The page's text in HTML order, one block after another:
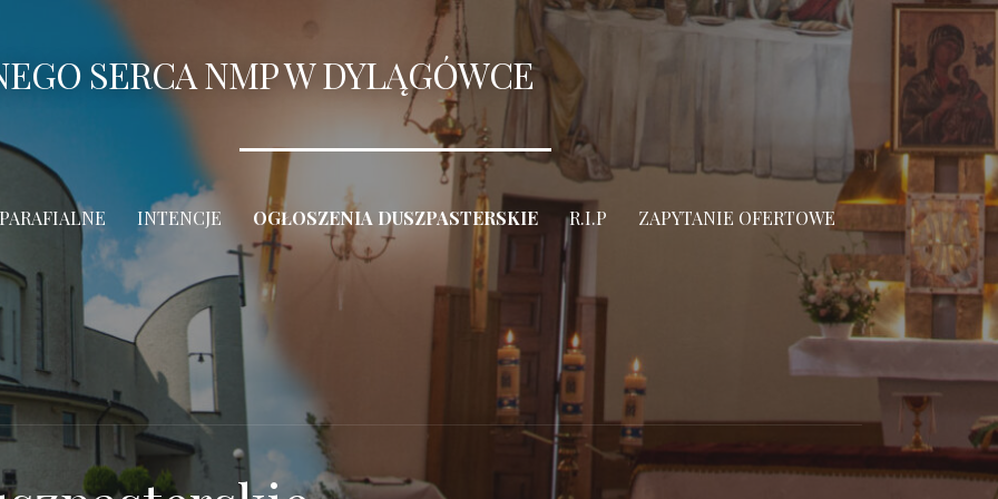
SERCA NMP W DYLĄGÓWCE
INTENCJE OGŁOSZENIA DUSZPASTERSKIE R.I.P ZAPYTANIE OFERTOWE